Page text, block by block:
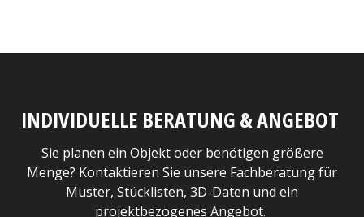
INDIVIDUELLE BERATUNG & ANGEBOT
Sie planen ein Objekt oder benötigen größere
Menge? Kontaktieren Sie unsere Fachberatung für
Muster, Stücklisten, 3D-Daten und ein
projektbezogenes Angebot.